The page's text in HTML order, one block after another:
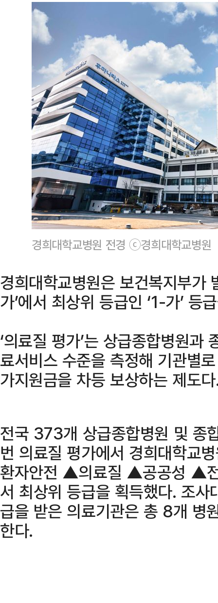
경희대학교병원 전경 ⓒ경희대학교병원
경희대학교병원은 보건복지부가
가’에서 최상위 등급인 ‘1-가’
‘의료질 평가’는 상급종합병원과
료서비스 수준을 측정해 기관별
가지원금을 차등 보상하는 제도
전국 373개 상급종합병원 및 종
번 의료질 평가에서 경희대학교
환자안전 ▲의료질 ▲공공성 ▲
서 최상위 등급을 획득했다. 조
급을 받은 의료기관은 총 8개 병
한다.